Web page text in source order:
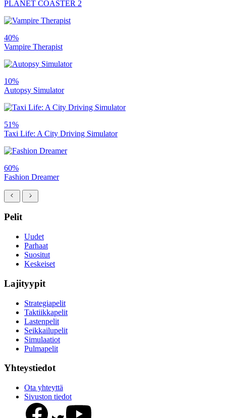
PLANET COASTER 2
40%
Vampire Therapist
10%
Autopsy Simulator
51%
Taxi Life: A City Driving Simulator
60%
Fashion Dreamer
Pelit
Uudet
Parhaat
Suositut
Keskeiset
Lajityypit
Strategiapelit
Taktiikkapelit
Lastenpelit
Seikkailupelit
Simulaatiot
Pulmapelit
Yhteystiedot
Ota yhteyttä
Sivuston tiedot